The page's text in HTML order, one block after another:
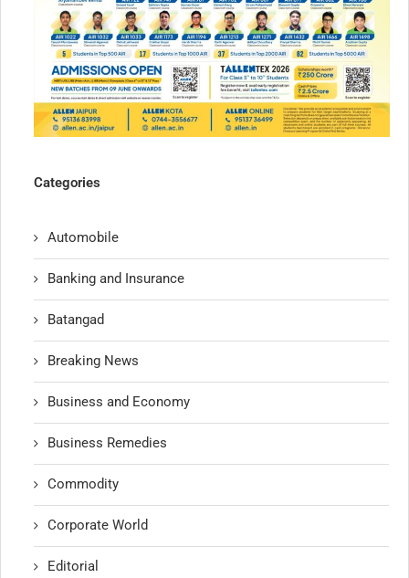
Categories
Automobile
Banking and Insurance
Batangad
Breaking News
Business and Economy
Business Remedies
Commodity
Corporate World
Editorial